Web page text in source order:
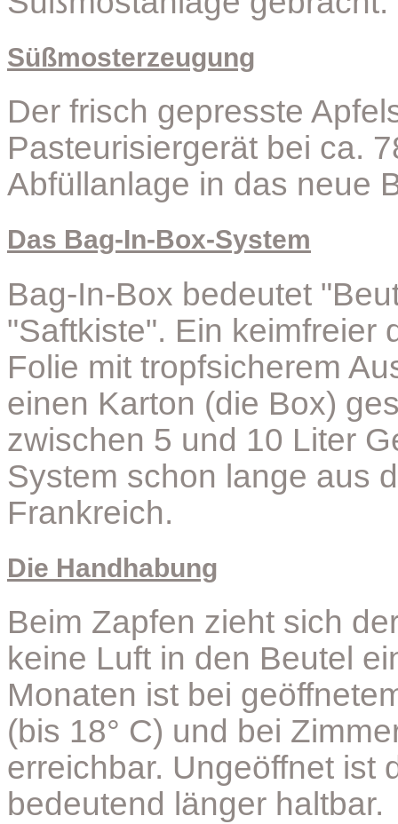
Süßmosterzeugung
Der frisch gepresste
Pasteurisiergerät bei ca.
Abfüllanlage in das neue
Das Bag-In-Box-System
Bag-In-Box bedeutet
"Saftkiste". Ein keimfreier
Folie mit tropfsicherem
einen Karton (die Box)
zwischen 5 und 10 Liter
System schon lange aus
Frankreich.
Die Handhabung
Beim Zapfen zieht sich
keine Luft in den Beutel
Monaten ist bei
(bis 18° C) und bei
erreichbar. Ungeöffnet ist
bedeutend länger haltbar.